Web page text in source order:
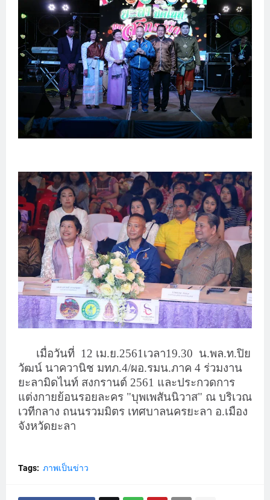
เมื่อวันที่ 12 เม.ย.2561เวลา19.30 น.พล.ท.ปิย
วัฒน์ นาควานิช มทภ.4/ผอ.รมน.ภาค 4 ร่วมงาน
ยะลามิดไนท์ สงกรานต์ 2561 และประกวดการ
แต่งกายย้อนรอยละคร "บุพเพสันนิวาส" ณ บริเวณ
เวทีกลาง ถนนรวมมิตร เทศบาลนครยะลา อ.เมือง
จังหวัดยะลา
Tags: ภาพเป็นข่าว